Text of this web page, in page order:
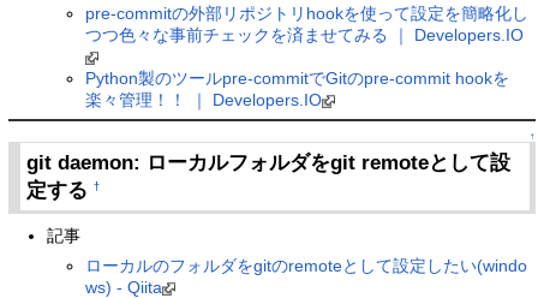
pre-commitの外部リポジトリhookを使って設定を簡略化し
つつ色々な事前チェックを済ませてみる ｜ Developers.IO
Python製のツールpre-commitでGitのpre-commit hookを
楽々管理！！ ｜ Developers.IO
↑
git daemon: ローカルフォルダをgit remoteとして設
定する†
記事
ローカルのフォルダをgitのremoteとして設定したい(windo
ws) - Qiita